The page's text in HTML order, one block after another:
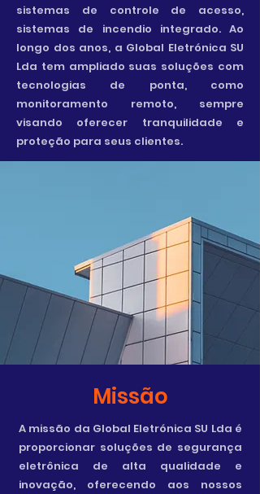
sistemas de controle de acesso,
sistemas de incendio integrado. Ao
longo dos anos, a Global Eletrónica SU
Lda tem ampliado suas soluções com
tecnologias de ponta, como
monitoramento remoto, sempre
visando oferecer tranquilidade e
proteção para seus clientes.
Missão
A missão da Global Eletrónica SU Lda é
proporcionar soluções de segurança
eletrônica de alta qualidade e
inovação, oferecendo aos nossos